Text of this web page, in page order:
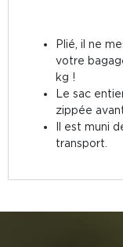
Plié, il ne
votre
kg !
Le sac
zippée
Il est muni
transport.